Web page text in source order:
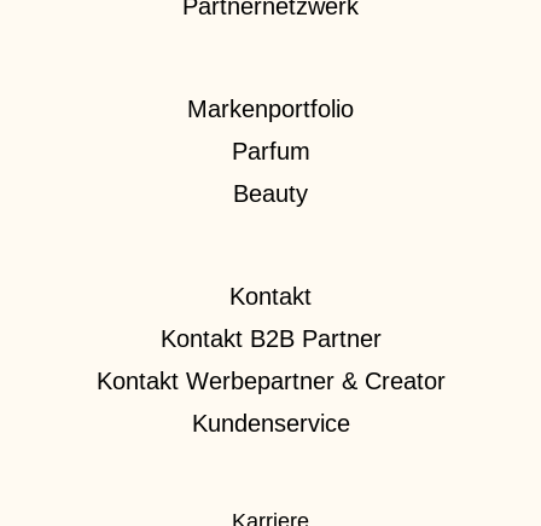
Partnernetzwerk
Markenportfolio
Parfum
Beauty
Kontakt
Kontakt B2B Partner
Kontakt Werbepartner & Creator
Kundenservice